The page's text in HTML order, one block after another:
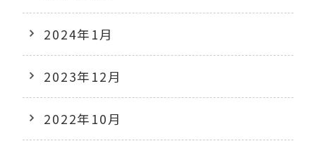
2024年1月
2023年12月
2022年10月